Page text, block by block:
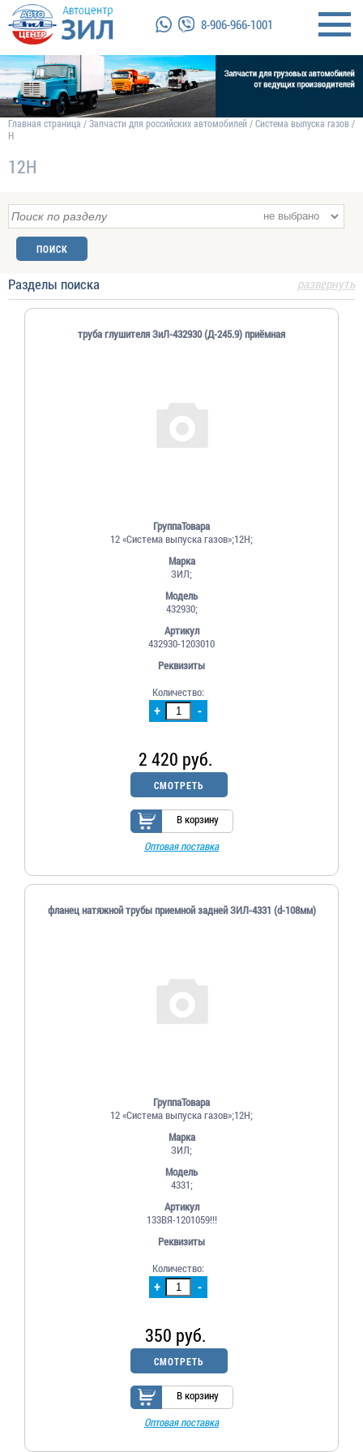
8-906-966-1001
Главная страница /Запчасти для российских автомобилей /Система выпуска газов/
Н
12Н
развернуть
Разделы поиска
труба глушителя ЗиЛ-432930 (Д-245.9) приёмная
ГруппаТовара
12 «Система выпуска газов»;12Н;
Марка
ЗИЛ;
Модель
432930;
Артикул
432930-1203010
Реквизиты
+ -
Количество:
2 420 руб.
СМОТРЕТЬ
В корзину
Оптовая поставка
фланец натяжной трубы приемной задней ЗИЛ-4331 (d-108мм)
ГруппаТовара
12 «Система выпуска газов»;12Н;
Марка
ЗИЛ;
Модель
4331;
Артикул
133ВЯ-1201059!!!
Реквизиты
+ -
Количество:
350 руб.
СМОТРЕТЬ
В корзину
Оптовая поставка